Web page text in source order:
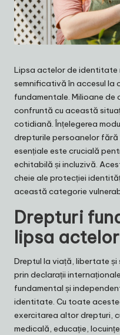
Lipsa actelor de identitate
semnificativă în accesul la
fundamentale. Milioane de
confruntă cu această
cotidiană. Înțelegerea
drepturile persoanelor
esențiale este crucială
echitabilă și incluzivă.
cheie ale protecției
această categorie
Drepturi
lipsa
Dreptul la viață, libertate
prin declarații
fundamental și
identitate. Cu toate
exercitarea altor drepturi,
medicală, educație,